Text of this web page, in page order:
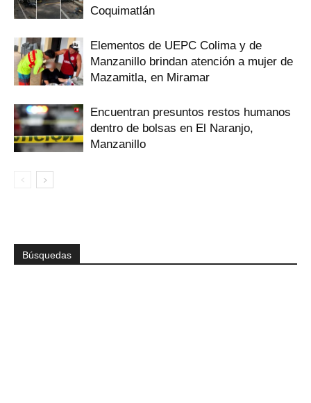
Coquimatlán
Elementos de UEPC Colima y de
Manzanillo brindan atención a mujer de
Mazamitla, en Miramar
Encuentran presuntos restos humanos
dentro de bolsas en El Naranjo,
Manzanillo
Búsquedas